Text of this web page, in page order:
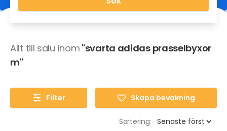
Allt till salu inom "svarta adidas prasselbyxor
m"
Filter Skapa bevakning
Sortering: